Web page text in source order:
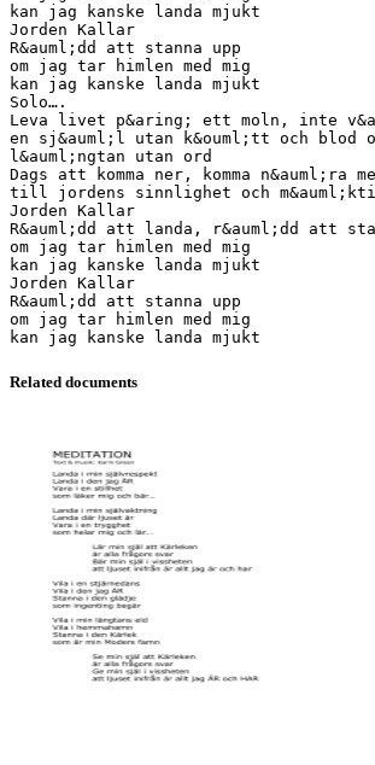
kan jag kanske landa mjukt
Jorden Kallar
R&auml;dd att stanna upp
om jag tar himlen med mig
kan jag kanske landa mjukt
Solo….
Leva livet p&aring; ett moln, inte
en sj&auml;l utan k&ouml;tt och blod
l&auml;ngtan utan ord
Dags att komma ner, komma n&auml;ra
till jordens sinnlighet och
Jorden Kallar
R&auml;dd att landa, r&auml;dd att
om jag tar himlen med mig
kan jag kanske landa mjukt
Jorden Kallar
R&auml;dd att stanna upp
om jag tar himlen med mig
Related documents